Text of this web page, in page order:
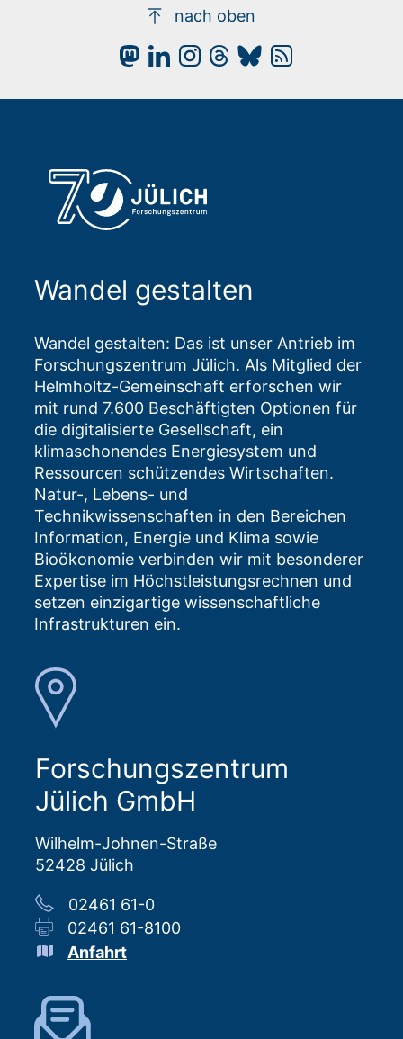
nach oben
Wandel gestalten
Wandel gestalten: Das ist unser Antrieb im
Forschungszentrum Jülich. Als Mitglied der
Helmholtz-Gemeinschaft erforschen wir
mit rund 7.600 Beschäftigten Optionen für
die digitalisierte Gesellschaft, ein
klimaschonendes Energiesystem und
Ressourcen schützendes Wirtschaften.
Natur-, Lebens- und
Technikwissenschaften in den Bereichen
Information, Energie und Klima sowie
Bioökonomie verbinden wir mit besonderer
Expertise im Höchstleistungsrechnen und
setzen einzigartige wissenschaftliche
Infrastrukturen ein.
Forschungszentrum
Jülich GmbH
Wilhelm-Johnen-Straße
52428 Jülich
02461 61-0
02461 61-8100
Anfahrt